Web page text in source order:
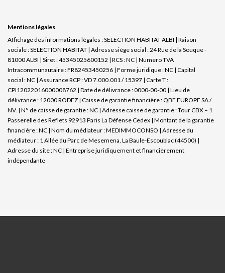
Mentions légales
Affichage des informations légales : SELECTION HABITAT ALBI | Raison
sociale : SELECTION HABITAT | Adresse siège social : 24 Rue de la Souque -
81000 ALBI | Siret : 45345025600152 | RCS : NC | Numero TVA
Intracommunautaire : FR82453450256 | Forme juridique : NC | Capital
social : NC | Assurance RCP : VD 7.000.001 / 15397 | Carte T :
CPI12022016000008762 | Date de délivrance : 0000-00-00 | Lieu de
délivrance : 12000 RODEZ | Caisse de garantie financière : QBE EUROPE SA /
NV. | N° de caisse de garantie : NC | Adresse caisse de garantie : Tour CBX – 1
Passerelle des Reflets 92913 Paris La Défense Cedex | Montant de la garantie
financière : NC | Nom du médiateur : MEDIMMOCONSO | Adresse du
médiateur : 1 Allée du Parc de Mesemena, La Baule-Escoublac (44500) |
Adresse du site : NC | Entreprise juridiquement et financièrement
indépendante